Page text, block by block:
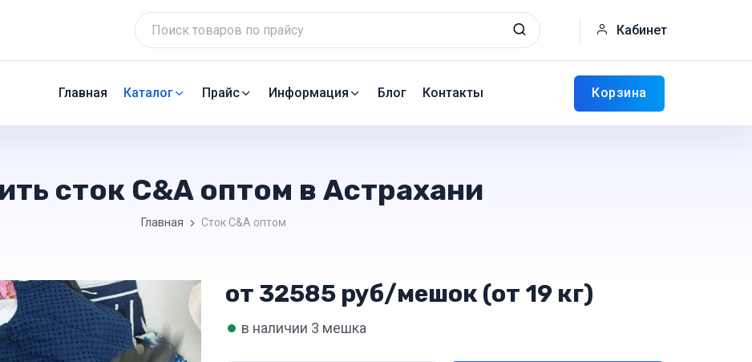
Кабинет
Главная Каталог Прайс Информация Блог Контакты Корзина
сток C&A оптом в Астрахани
Главная Сток C&A оптом
от 32585 руб/мешок (от 19 кг)
• в наличии 3 мешка